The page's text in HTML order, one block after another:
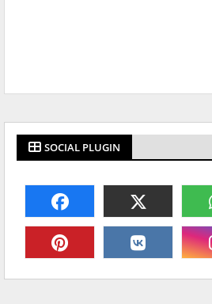
SOCIAL PLUGIN